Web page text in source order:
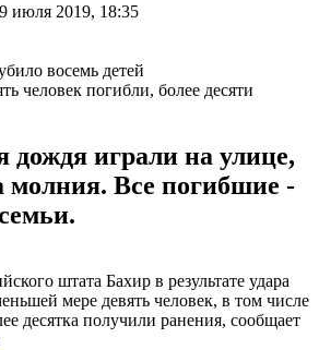
июля 2019, 18:35
человек погибли, более десяти
дождя играли на улице,
молния. Все погибшие -
штата Бахир в результате удара
мере девять человек, в том числе
десятка получили ранения, сообщает